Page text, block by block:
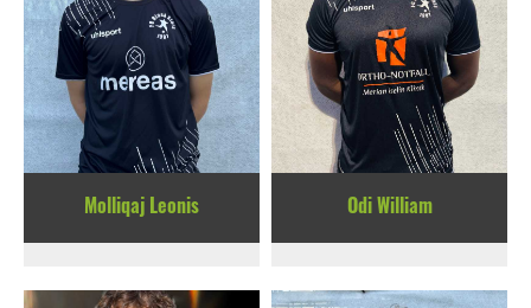
Molliqaj Leonis Odi William